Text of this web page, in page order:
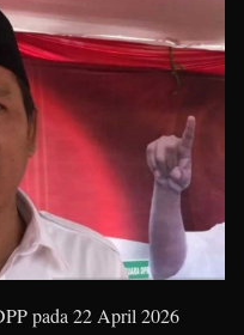
pada 22 April 2026